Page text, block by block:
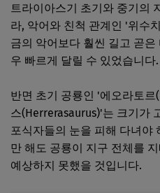
트라이아스기 초기와 중기의
라, 악어와 친척 관계인 '위수
금의 악어보다 훨씬 길고 곧
우 빠르게 달릴 수 있었습니다.
반면 초기 공룡인 '에오라토
스(Herrerasaurus)'는 크기가
포식자들의 눈을 피해 다녀야
만 해도 공룡이 지구 전체를
예상하지 못했을 것입니다.